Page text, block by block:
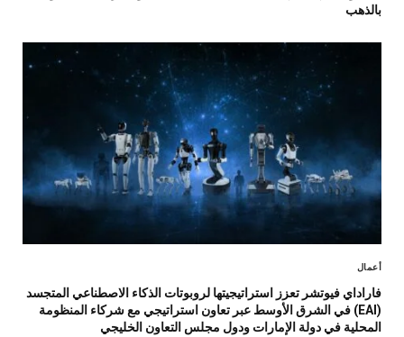
بالذهب
أعمال
فاراداي فيوتشر تعزز استراتيجيتها لروبوتات الذكاء الاصطناعي المتجسد
(EAI) في الشرق الأوسط عبر تعاون استراتيجي مع شركاء المنظومة
المحلية في دولة الإمارات ودول مجلس التعاون الخليجي